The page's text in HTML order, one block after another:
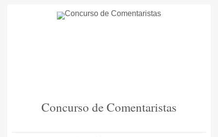
Concurso de Comentaristas